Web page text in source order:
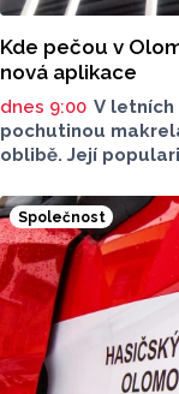
Kde pečou v
nová aplikace
dnes 9:00 V letních
pochutinou
oblibě. Její
nebo o víkendu
má nová letní
Společnost